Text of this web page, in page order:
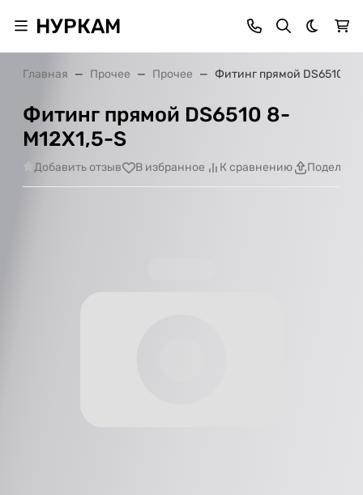
НУРКАМ Темная
Главная Прочее Прочее Фитинг прямой DS6510 8-
Фитинг прямой DS6510 8-
M12X1,5-S
Добавить отзыв В избранное К сравнению